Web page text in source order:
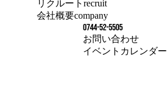
リクルート recruit
会社概要company
0744-52-5505
お問い合わせ
イベントカレンダー